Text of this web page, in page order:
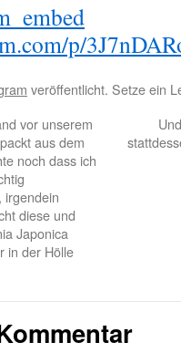
p/
veröffentlicht. Setze ein
vor unserem
aus dem
noch dass ich
irgendein
diese und
Japonica
in der Hölle